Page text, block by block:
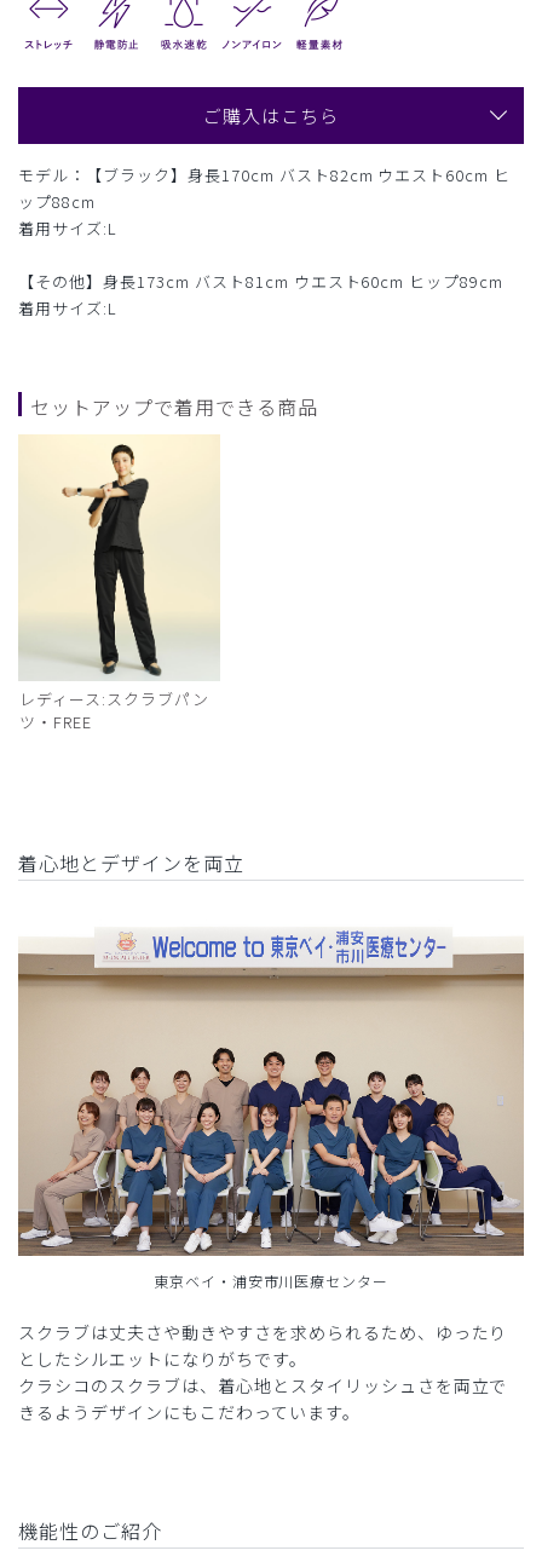
ご購入はこちら
モデル：【ブラック】身長170cm バスト82cm ウエスト60cm ヒ
ップ88cm
着用サイズ:L
【その他】身長173cm バスト81cm ウエスト60cm ヒップ89cm
着用サイズ:L
セットアップで着用できる商品
レディース:スクラブパン
ツ・FREE
着心地とデザインを両立
東京ベイ・浦安市川医療センター
スクラブは丈夫さや動きやすさを求められるため、ゆったり
としたシルエットになりがちです。
クラシコのスクラブは、着心地とスタイリッシュさを両立で
きるようデザインにもこだわっています。
機能性のご紹介